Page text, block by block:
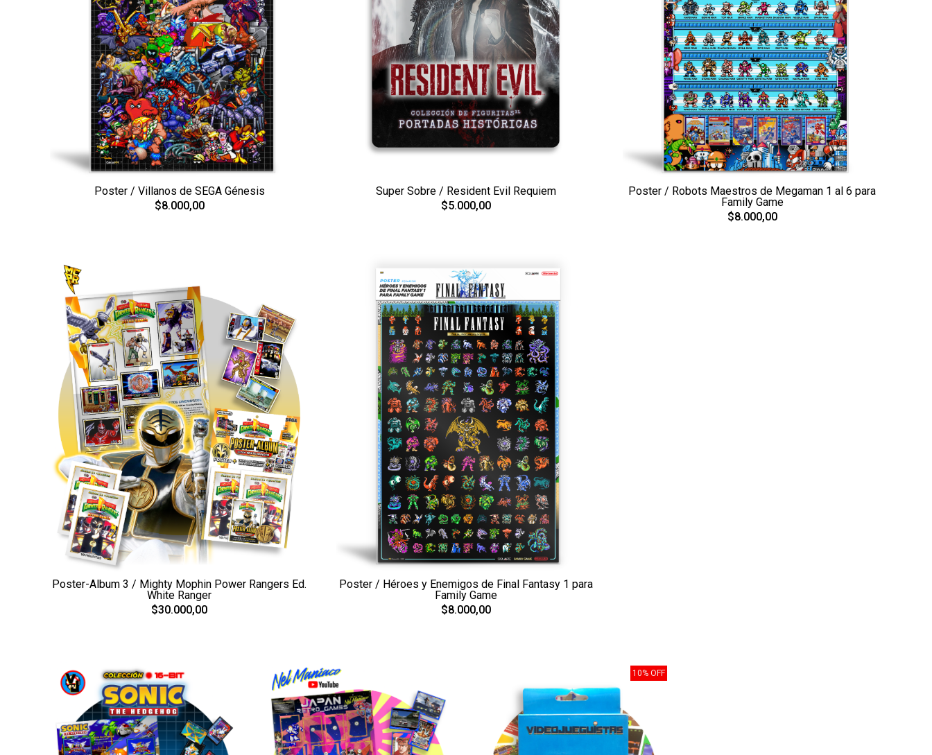
Poster / Villanos de SEGA Génesis
$8.000,00
Super Sobre / Resident Evil Requiem
$5.000,00
Poster / Robots Maestros de Megaman 1 al 6 para
Family Game
$8.000,00
Poster-Album 3 / Mighty Mophin Power Rangers Ed.
White Ranger
$30.000,00
Poster / Héroes y Enemigos de Final Fantasy 1 para
Family Game
$8.000,00
10% OFF